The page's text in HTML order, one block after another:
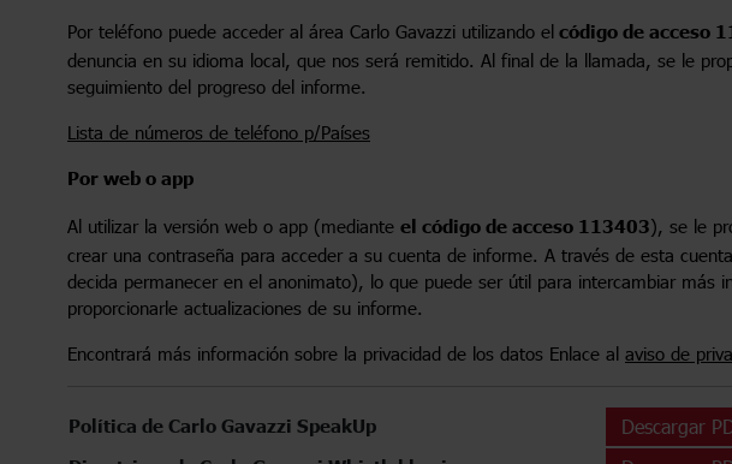
Por teléfono puede acceder al área Carlo Gavazzi utilizando el código de acceso
denuncia en su idioma local, que nos será remitido. Al final de la llamada, se le
seguimiento del progreso del informe.
Lista de números de teléfono p/Países
Por web o app
Al utilizar la versión web o app (mediante el código de acceso 113403), se le
crear una contraseña para acceder a su cuenta de informe. A través de esta
decida permanecer en el anonimato), lo que puede ser útil para intercambiar más
proporcionarle actualizaciones de su informe.
Encontrará más información sobre la privacidad de los datos Enlace al aviso de
Política de Carlo Gavazzi SpeakUp Descargar